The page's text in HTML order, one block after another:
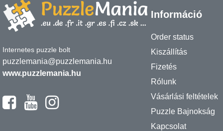
Internetes puzzle bolt
puzzlemania@puzzlemania.hu
www.puzzlemania.hu
Információ
Order status
Kiszállítás
Fizetés
Rólunk
Vásárlási feltételek
Puzzle Bajnokság
Kapcsolat